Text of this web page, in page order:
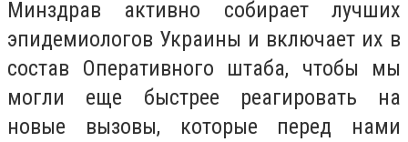
Минздрав активно собирает лучших
эпидемиологов Украины и включает их в
состав Оперативного штаба, чтобы мы
могли еще быстрее реагировать на
новые вызовы, которые перед нами